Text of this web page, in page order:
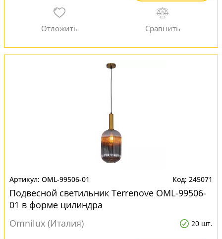
OML-99506-01 245071
Подвесной светильник Terrenove OML-99506-
01 в форме цилиндра
Omnilux (Италия)
20 шт.